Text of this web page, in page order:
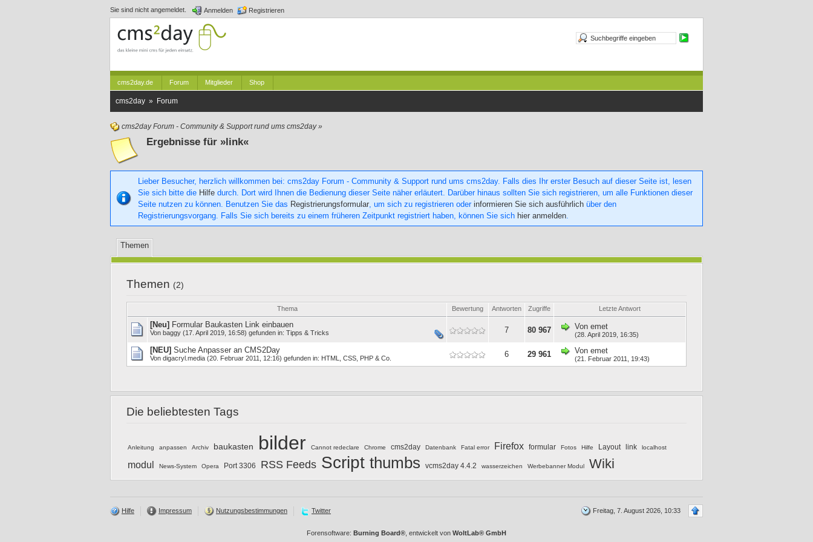
Sie sind nicht angemeldet. Anmelden Registrieren
cms2day.de Forum Mitglieder Shop
cms2day » Forum
cms2day Forum - Community & Support rund ums cms2day»
Ergebnisse für »link«
Lieber Besucher, herzlich willkommen bei: cms2day Forum - Community & Support rund ums cms2day. Falls dies Ihr erster Besuch auf dieser Seite ist, lesen
Sie sich bitte die Hilfe durch. Dort wird Ihnen die Bedienung dieser Seite näher erläutert. Darüber hinaus sollten Sie sich registrieren, um alle Funktionen dieser
Seite nutzen zu können. Benutzen Sie das Registrierungsformular, um sich zu registrieren oder informieren Sie sich ausführlich über den
Registrierungsvorgang. Falls Sie sich bereits zu einem früheren Zeitpunkt registriert haben, können Sie sich hier anmelden.
Themen
Themen (2)
Thema Bewertung Antworten Zugriffe Letzte Antwort
[Neu] Formular Baukasten Link einbauen
Von baggy (17. April 2019, 16:58) gefunden in: Tipps & Tricks 7 80 967 Von emet
(28. April 2019, 16:35)
[NEU] Suche Anpasser an CMS2Day
Von digacryl.media (20. Februar 2011, 12:16) gefunden in: HTML, CSS, PHP & Co. 6 29 961 Von emet
(21. Februar 2011, 19:43)
Die beliebtesten Tags
Anleitung anpassen Archiv baukasten bilder Cannot redeclare Chrome cms2day Datenbank Fatal error Firefox formular Fotos Hilfe Layout link localhost
modul News-System Opera Port 3306 RSS Feeds Script thumbs vcms2day 4.4.2 wasserzeichen Werbebanner Modul Wiki
Hilfe Impressum Nutzungsbestimmungen Twitter Freitag, 7. August 2026, 10:33
Forensoftware: Burning Board® , entwickelt von WoltLab® GmbH